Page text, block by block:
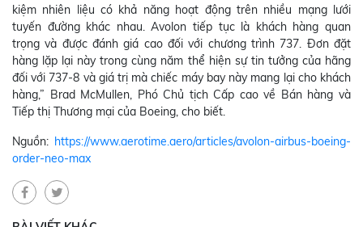
kiệm nhiên liệu có khả năng hoạt động trên nhiều mạng lưới
tuyến đường khác nhau. Avolon tiếp tục là khách hàng quan
trọng và được đánh giá cao đối với chương trình 737. Đơn đặt
hàng lặp lại này trong cùng năm thể hiện sự tin tưởng của hãng
đối với 737-8 và giá trị mà chiếc máy bay này mang lại cho khách
hàng,” Brad McMullen, Phó Chủ tịch Cấp cao về Bán hàng và
Tiếp thị Thương mại của Boeing, cho biết.
Nguồn: https://www.aerotime.aero/articles/avolon-airbus-boeing-
order-neo-max